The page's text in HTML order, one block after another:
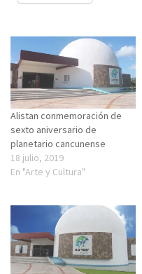
Alistan conmemoración de
sexto aniversario de
planetario cancunense
18 julio, 2019
En "Arte y Cultura"